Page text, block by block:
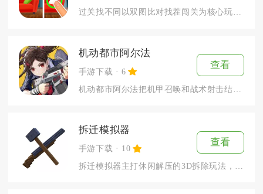
过关找不同以双图比对找茬闯关为核心玩法，适配通勤、休息等各类...
机动都市阿尔法
手游下载 6
查看
拆迁模拟器
手游下载 10
查看